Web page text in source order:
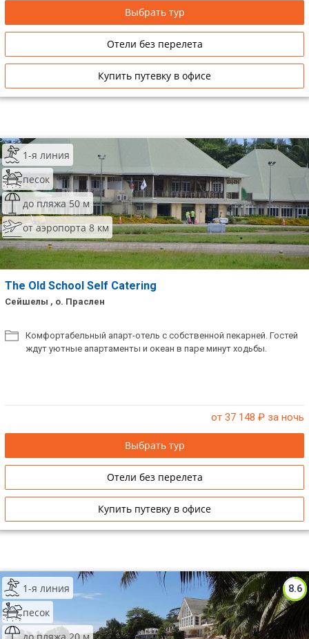
Выбрать тур
Отели без перелета
Купить путевку в офисе
1-я линия
песок
до пляжа 50 м
от аэропорта 8 км
The Old School Self Catering
Сейшелы , о. Праслен
Комфортабельный апарт-отель с собственной пекарней. Гостей
ждут уютные апартаменты и океан в паре минут ходьбы.
от 37 148 ₽ за ночь
Выбрать тур
Отели без перелета
Купить путевку в офисе
8.6
1-я линия
песок
до пляжа 20 м